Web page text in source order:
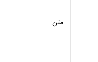
متن: